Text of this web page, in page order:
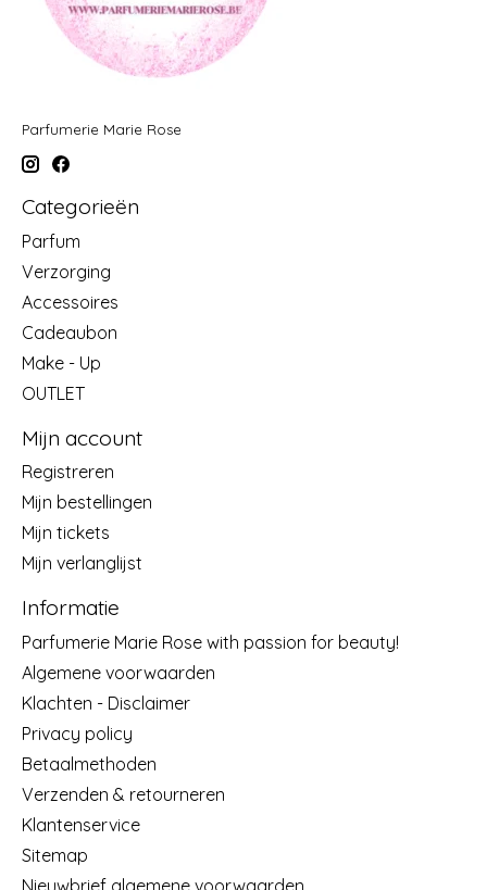
Parfumerie Marie Rose
Categorieën
Parfum
Verzorging
Accessoires
Cadeaubon
Make - Up
OUTLET
Mijn account
Registreren
Mijn bestellingen
Mijn tickets
Mijn verlanglijst
Informatie
Parfumerie Marie Rose with passion for beauty!
Algemene voorwaarden
Klachten - Disclaimer
Privacy policy
Betaalmethoden
Verzenden & retourneren
Klantenservice
Sitemap
Nieuwbrief algemene voorwaarden